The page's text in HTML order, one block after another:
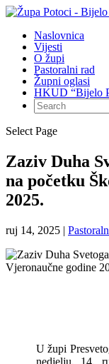
Naslovnica
Vijesti
O župi
Pastoralni rad
Župni oglasi
HKUD “Bijelo
Select Page
Zaziv Duha
na početku
2025.
ruj 14, 2025 |
U župi
nedjelju, 14.